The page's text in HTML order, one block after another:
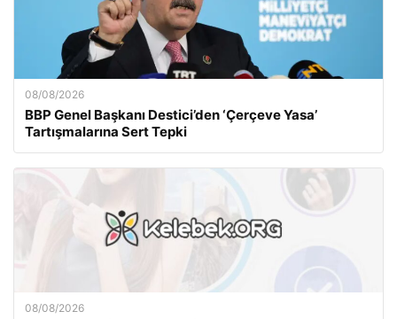
08/08/2026
BBP Genel Başkanı Destici’den ‘Çerçeve Yasa’
Tartışmalarına Sert Tepki
08/08/2026